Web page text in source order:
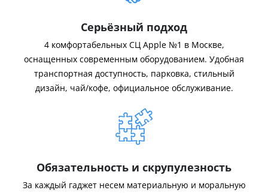
Серьёзный подход
4 комфортабельных СЦ Apple №1 в Москве,
оснащенных современным оборудованием. Удобная
транспортная доступность, парковка, стильный
дизайн, чай/кофе, официальное обслуживание.
Обязательность и скрупулезность
За каждый гаджет несем материальную и моральную